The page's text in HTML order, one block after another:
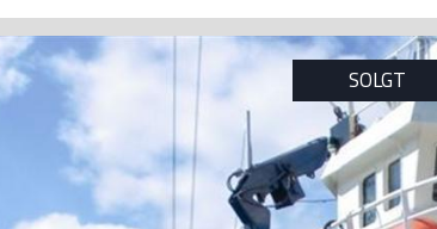
SOLGT